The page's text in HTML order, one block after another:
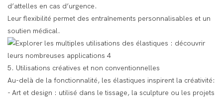
d’attelles en cas d’urgence.
Leur flexibilité permet des entraînements personnalisables et un
soutien médical.
5. Utilisations créatives et non conventionnelles
Au-delà de la fonctionnalité, les élastiques inspirent la créativité:
- Art et design : utilisé dans le tissage, la sculpture ou les projets